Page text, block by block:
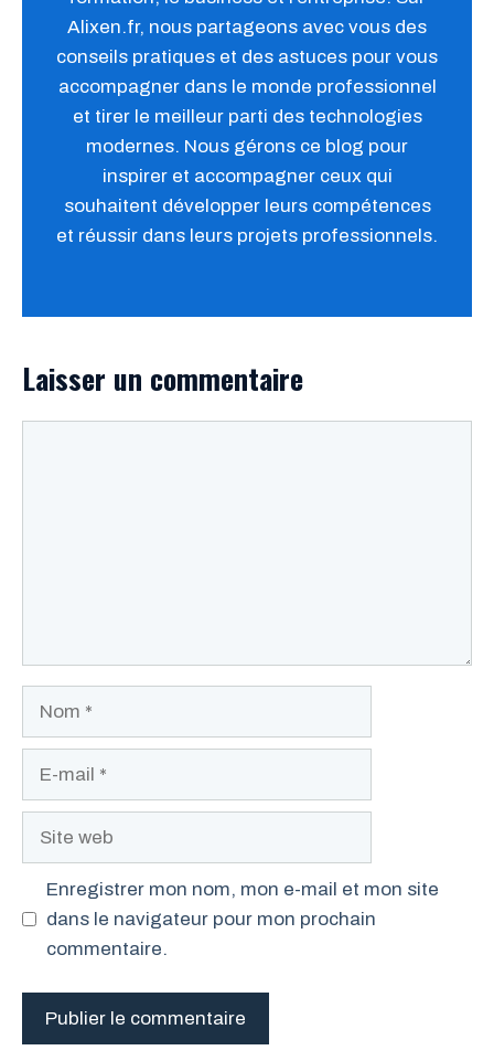
Alixen.fr, nous partageons avec vous des
conseils pratiques et des astuces pour vous
accompagner dans le monde professionnel
et tirer le meilleur parti des technologies
modernes. Nous gérons ce blog pour
inspirer et accompagner ceux qui
souhaitent développer leurs compétences
et réussir dans leurs projets professionnels.
Laisser un commentaire
Site
Enregistrer mon nom, mon e-mail et mon site
dans le navigateur pour mon prochain
commentaire.